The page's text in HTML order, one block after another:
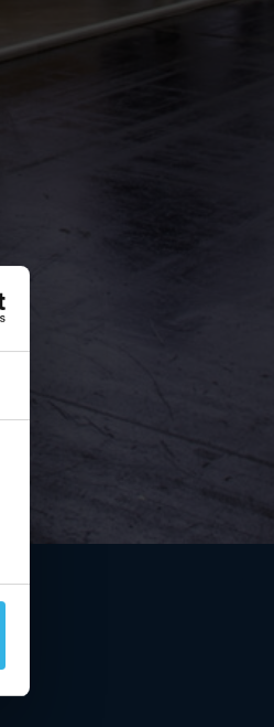
€ 16,98